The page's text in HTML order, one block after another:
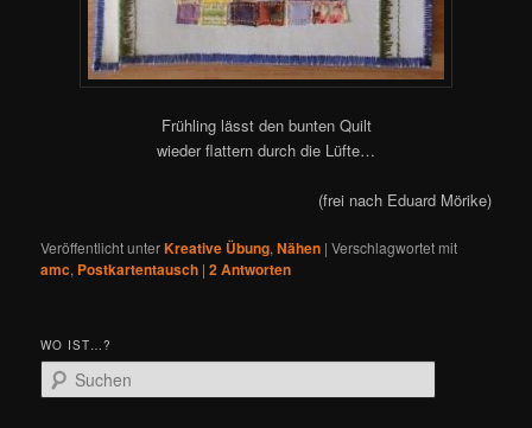
Frühling lässt den bunten Quilt
wieder flattern durch die Lüfte…
(frei nach Eduard Mörike)
Veröffentlicht unterKreative Übung,Nähen |Verschlagwortet mit
amc, Postkartentausch |2Antworten
WO IST…?
u